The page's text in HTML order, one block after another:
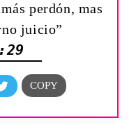
perdón, mas
juicio”